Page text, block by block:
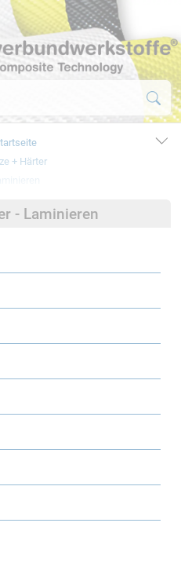
+ Härter
- Laminieren